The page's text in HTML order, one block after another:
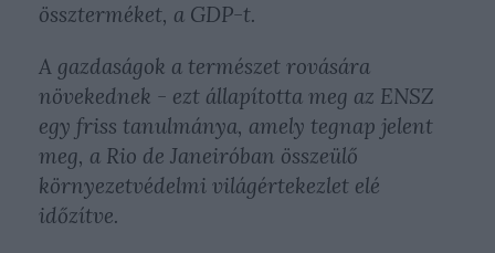
összterméket, a GDP-t.
A gazdaságok a természet rovására
növekednek - ezt állapította meg az ENSZ
egy friss tanulmánya, amely tegnap jelent
meg, a Rio de Janeiróban összeülő
környezetvédelmi világértekezlet elé
időzítve.